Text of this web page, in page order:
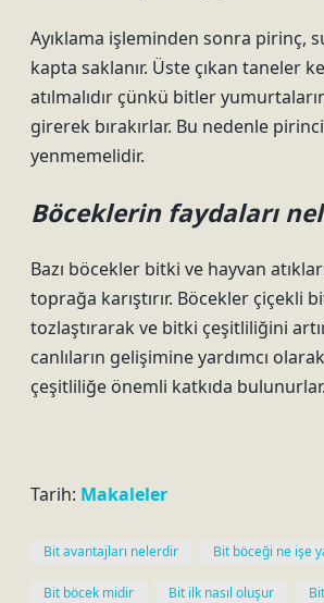
Ayıklama işleminden sonra pirinç,
kapta saklanır. Üste çıkan taneler
atılmalıdır çünkü bitler
girerek bırakırlar. Bu nedenle
yenmemelidir.
Böceklerin faydaları
Bazı böcekler bitki ve hayvan
toprağa karıştırır. Böcekler çiçekli
tozlaştırarak ve bitki çeşitliliğini
canlıların gelişimine yardımcı
çeşitliliğe önemli katkıda bulunurlar.
Tarih: Makaleler
Bit avantajları nelerdir Bit böceği ne işe
Bit böcek midir Bit ilk nasıl oluşur